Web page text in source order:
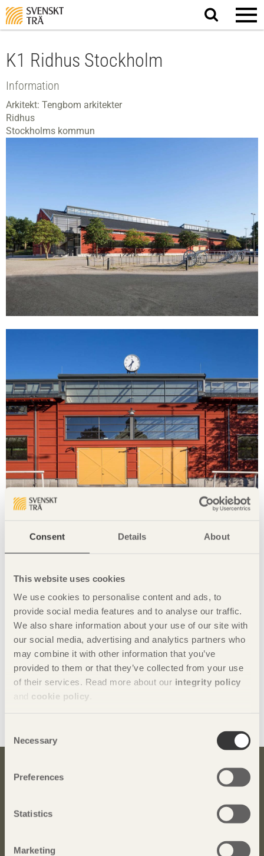
Consent Details About
This website uses cookies
We use cookies to personalise content and ads, to
provide social media features and to analyse our traffic.
We also share information about your use of our site with
our social media, advertising and analytics partners who
may combine it with other information that you’ve
provided to them or that they’ve collected from your use
of their services. Read more about our integrity policy
and cookie policy
Selection
Necessary
Preferences
Statistics
Marketing
Sök
på
K1 Ridhus Stockholm
Information
Arkitekt: Tengbom arkitekter
Ridhus
Stockholms kommun
Bli inspirerad och lär dig mer om trä
seminarier och Svenskt Träs nyhetsbrev
Trä.